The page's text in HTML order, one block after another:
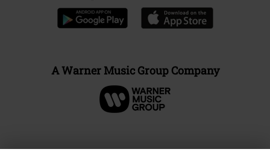
A Warner Music Group Company